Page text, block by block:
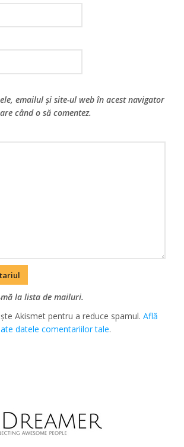
emailul și site-ul web în acest navigator
când o să comentez.
la lista de mailuri.
Akismet pentru a reduce spamul.Află
datele comentariilor tale.